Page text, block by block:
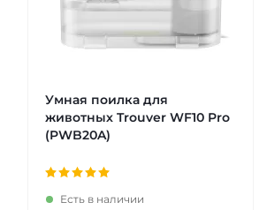
Умная поилка для
животных Trouver WF10 Pro
(PWB20A)
Есть в наличии